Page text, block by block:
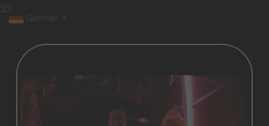
10
German